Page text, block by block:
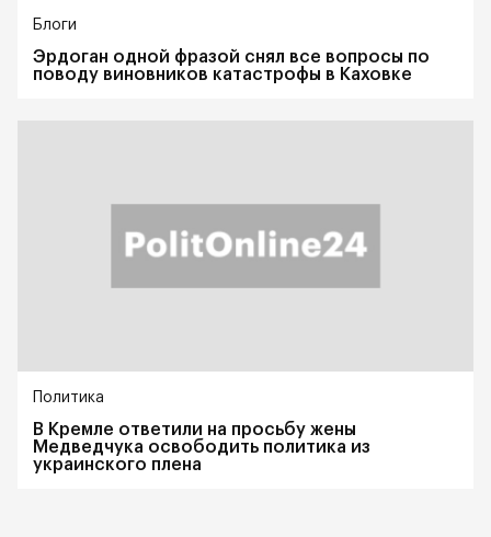
Блоги
Эрдоган одной фразой снял все вопросы по
поводу виновников катастрофы в Каховке
Политика
В Кремле ответили на просьбу жены
Медведчука освободить политика из
украинского плена